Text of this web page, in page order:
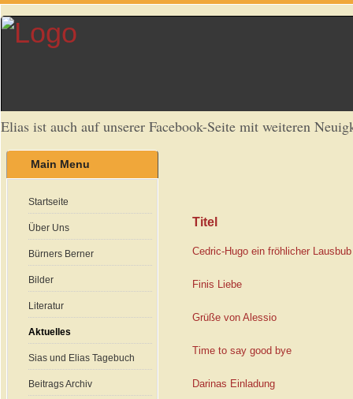
Elias ist auch auf unserer Facebook-Seite mit weiteren
Main Menu
Startseite
Über Uns
Bürners Berner
Bilder
Literatur
Aktuelles
Sias und Elias Tagebuch
Beitrags Archiv
Titel
Cedric-Hugo ein fröhlicher Lausbub
Finis Liebe
Grüße von Alessio
Time to say good bye
Darinas Einladung